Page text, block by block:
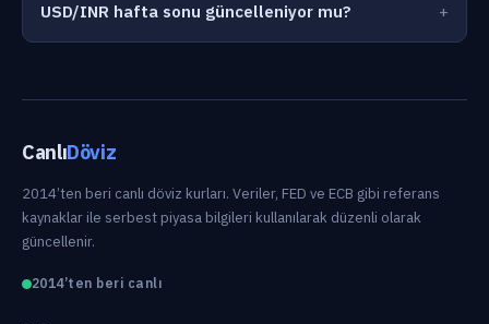
USD/INR hafta sonu güncelleniyor mu?
CanlıDöviz
2014’ten beri canlı döviz kurları. Veriler, FED ve ECB gibi referans
kaynaklar ile serbest piyasa bilgileri kullanılarak düzenli olarak
güncellenir.
2014’ten beri canlı